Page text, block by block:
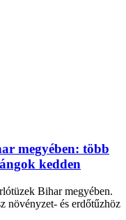
megyében: több
kedden
Bihar megyében.
növényzet- és erdőtűzhöz